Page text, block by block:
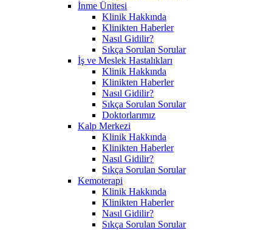
İnme Ünitesi
Klinik Hakkında
Klinikten Haberler
Nasıl Gidilir?
Sıkça Sorulan Sorular
İş ve Meslek Hastalıkları
Klinik Hakkında
Klinikten Haberler
Nasıl Gidilir?
Sıkça Sorulan Sorular
Doktorlarımız
Kalp Merkezi
Klinik Hakkında
Klinikten Haberler
Nasıl Gidilir?
Sıkça Sorulan Sorular
Kemoterapi
Klinik Hakkında
Klinikten Haberler
Nasıl Gidilir?
Sıkça Sorulan Sorular